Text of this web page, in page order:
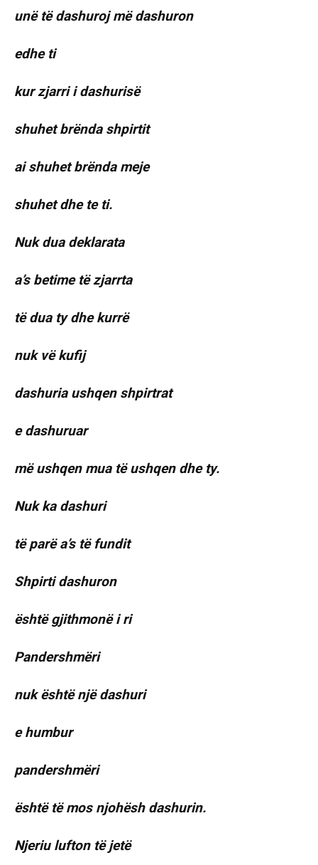
unë të dashuroj më dashuron
edhe ti
kur zjarri i dashurisë
shuhet brënda shpirtit
ai shuhet brënda meje
shuhet dhe te ti.
Nuk dua deklarata
a’s betime të zjarrta
të dua ty dhe kurrë
nuk vë kufij
dashuria ushqen shpirtrat
e dashuruar
më ushqen mua të ushqen dhe ty.
Nuk ka dashuri
të parë a’s të fundit
Shpirti dashuron
është gjithmonë i ri
Pandershmëri
nuk është një dashuri
e humbur
pandershmëri
është të mos njohësh dashurin.
Njeriu lufton të jetë